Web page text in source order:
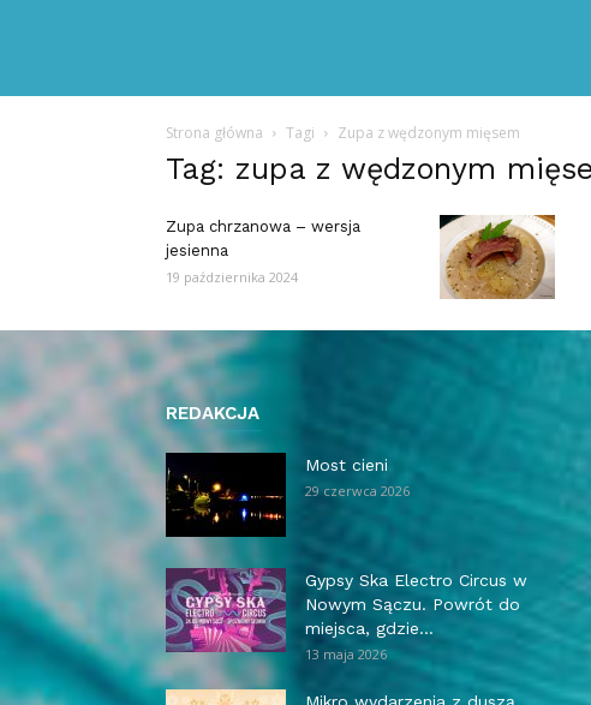
Strona główna Tagi Zupa z wędzonym mięsem
Tag: zupa z wędzonym
Zupa chrzanowa – wersja
jesienna
19 października 2024
REDAKCJA
Most cieni
29 czerwca 2026
Gypsy Ska Electro Circus w
Nowym Sączu. Powrót do
miejsca, gdzie...
13 maja 2026